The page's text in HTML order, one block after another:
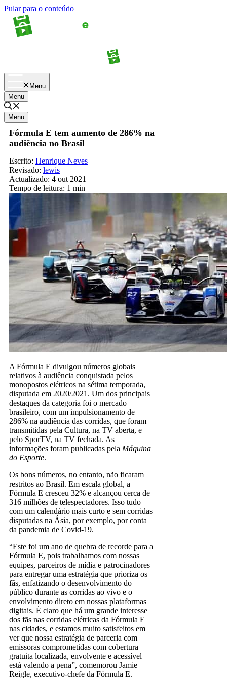
Pular para o conteúdo
Menu
Menu
Menu
Fórmula E tem aumento de 286% na
audiência no Brasil
Escrito: Henrique Neves
Revisado: lewis
Actualizado: 4 out 2021
Tempo de leitura: 1 min
A Fórmula E divulgou números globais
relativos à audiência conquistada pelos
monopostos elétricos na sétima temporada,
disputada em 2020/2021. Um dos principais
destaques da categoria foi o mercado
brasileiro, com um impulsionamento de
286% na audiência das corridas, que foram
transmitidas pela Cultura, na TV aberta, e
pelo SporTV, na TV fechada. As
informações foram publicadas pela Máquina
do Esporte.
Os bons números, no entanto, não ficaram
restritos ao Brasil. Em escala global, a
Fórmula E cresceu 32% e alcançou cerca de
316 milhões de telespectadores. Isso tudo
com um calendário mais curto e sem corridas
disputadas na Ásia, por exemplo, por conta
da pandemia de Covid-19.
“Este foi um ano de quebra de recorde para a
Fórmula E, pois trabalhamos com nossas
equipes, parceiros de mídia e patrocinadores
para entregar uma estratégia que prioriza os
fãs, enfatizando o desenvolvimento do
público durante as corridas ao vivo e o
envolvimento direto em nossas plataformas
digitais. É claro que há um grande interesse
dos fãs nas corridas elétricas da Fórmula E
nas cidades, e estamos muito satisfeitos em
ver que nossa estratégia de parceria com
emissoras comprometidas com cobertura
gratuita localizada, envolvente e acessível
está valendo a pena”, comemorou Jamie
Reigle, executivo-chefe da Fórmula E.